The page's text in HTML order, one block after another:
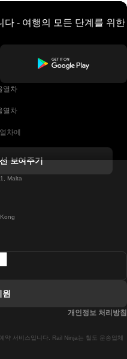
다 - 여행의 모든 단계를 위한
열차
열차
차에
이 열차
리 열차
본 열차
보여주기
Malta
약 서비스입니다. Rail Ninja는 철도 운송업체
개인정보 처리방침